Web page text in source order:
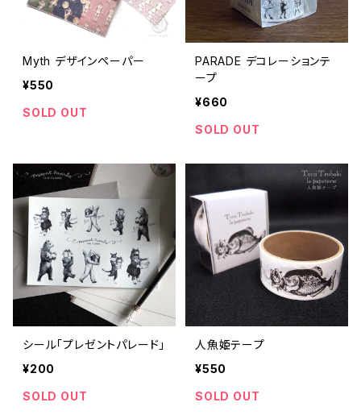
Myth デザインペーパー
¥550
SOLD OUT
PARADE デコレーションテ
ープ
¥660
SOLD OUT
シール「プレゼントパレード」
¥200
SOLD OUT
人魚姫テープ
¥550
SOLD OUT